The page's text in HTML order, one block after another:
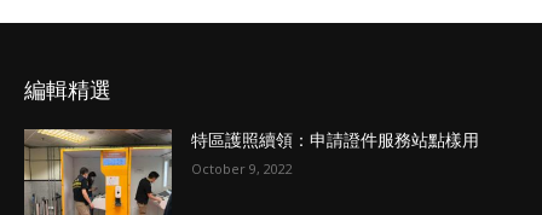
編輯精選
特區護照續領：申請證件服務站點樣用
October 9, 2022